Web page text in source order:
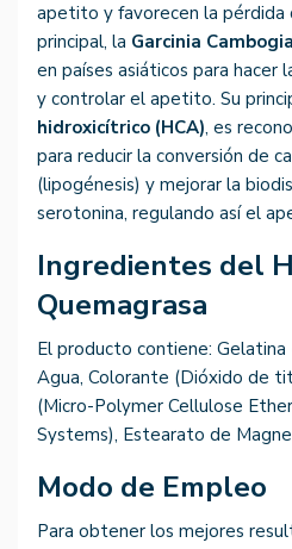
apetito y favorecen la pérdida
principal, la Garcinia Cambogia
en países asiáticos para hacer
y controlar el apetito. Su
hidroxicítrico (HCA), es
para reducir la conversión de
(lipogénesis) y mejorar la
serotonina, regulando así el
Ingredientes del
Quemagrasa
El producto contiene: Gelatina
Agua, Colorante (Dióxido de
(Micro-Polymer Cellulose
Systems), Estearato de
Modo de Empleo
Para obtener los mejores